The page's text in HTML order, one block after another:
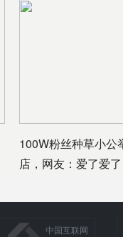
100W粉丝种草小公
店，网友：爱了爱了
中国互联网